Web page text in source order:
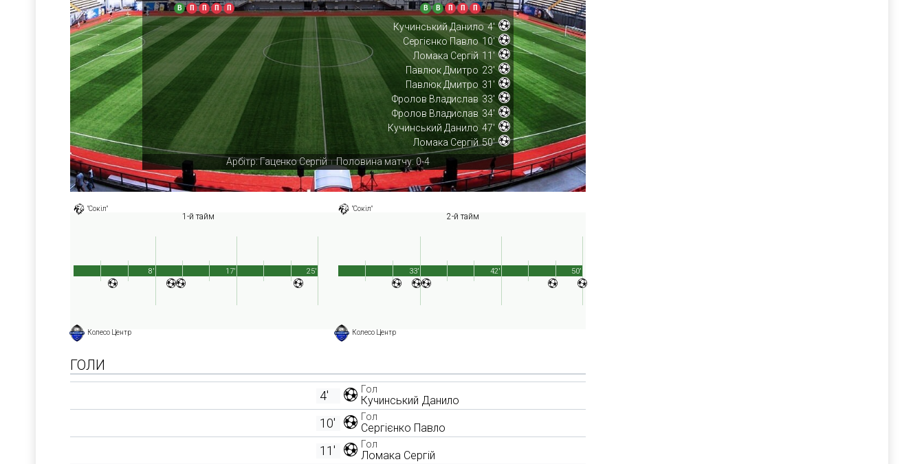
В П П П П В В П П П
Кучинський Данило 4'
Сергієнко Павло 10'
Ломака Сергій 11'
Павлюк Дмитро 23'
Павлюк Дмитро 31'
Фролов Владислав 33'
Фролов Владислав 34'
Кучинський Данило 47'
Ломака Сергій 50'
Арбітр: Гаценко Сергій
| Половина матчу: 0-4
"Сокіл"
1-й тайм
Колесо Центр
25'
8' 17'
"Сокіл"
2-й тайм
Колесо Центр
50'
33' 42'
ГОЛИ
4' Гол
Кучинський Данило
10' Гол
Сергієнко Павло
11' Гол
Ломака Сергій